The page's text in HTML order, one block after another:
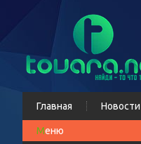
Главная Новости